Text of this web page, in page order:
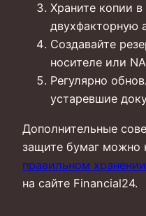
Храните копии
двухфакторную
Создавайте
носителе или
Регулярно
устаревшие
Дополнительные
защите бумаг можно
правильном
на сайте Financial24.